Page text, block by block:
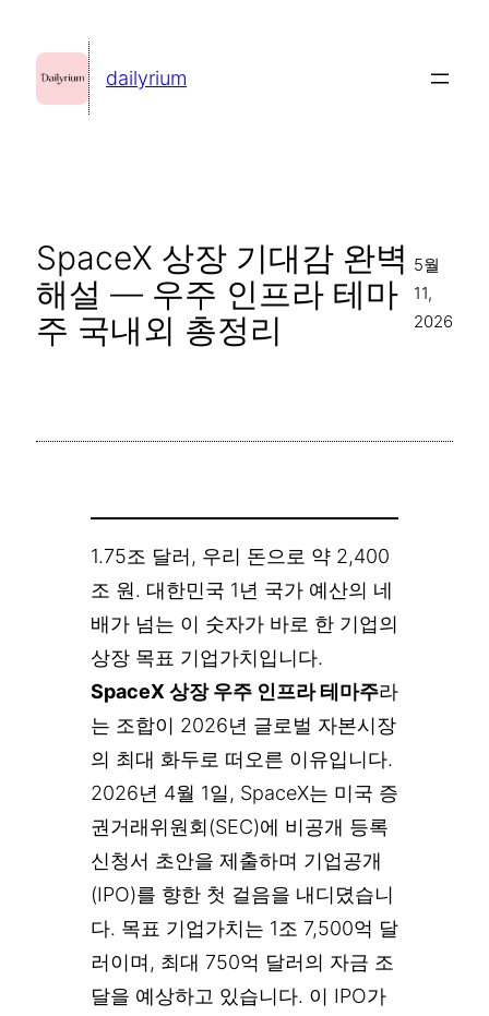
dailyrium
SpaceX 상장 기대감 완벽
해설 — 우주 인프라 테마
주 국내외 총정리
5월
11,
2026
1.75조 달러, 우리 돈으로 약 2,400
조 원. 대한민국 1년 국가 예산의 네
배가 넘는 이 숫자가 바로 한 기업의
상장 목표 기업가치입니다.
SpaceX 상장 우주 인프라 테마주라
는 조합이 2026년 글로벌 자본시장
의 최대 화두로 떠오른 이유입니다.
2026년 4월 1일, SpaceX는 미국 증
권거래위원회(SEC)에 비공개 등록
신청서 초안을 제출하며 기업공개
(IPO)를 향한 첫 걸음을 내디뎠습니
다. 목표 기업가치는 1조 7,500억 달
러이며, 최대 750억 달러의 자금 조
달을 예상하고 있습니다. 이 IPO가